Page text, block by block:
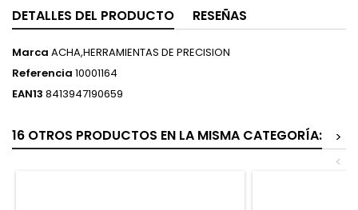
DETALLES DEL PRODUCTO RESEÑAS
Marca ACHA,HERRAMIENTAS DE PRECISION
Referencia 10001164
EAN13 8413947190659
16 OTROS PRODUCTOS EN LA MISMA CATEGORÍA:
>
<